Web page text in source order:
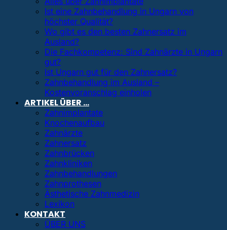
Ist eine Zahnbehandlung in Ungarn von
höchster Qualität?
Wo gibt es den besten Zahnersatz im
Ausland?
Die Fachkompetenz: Sind Zahnärzte in Ungarn
gut?
Ist Ungarn gut für den Zahnersatz?
Zahnbehandlung im Ausland –
Kostenvoranschlag einholen
ARTIKEL ÜBER …
Zahnimplantate
Knochenaufbau
Zahnärzte
Zahnersatz
Zahnbrücken
Zahnkliniken
Zahnbehandlungen
Zahnprothesen
Ästhetische Zahnmedizin
Lexikon
KONTAKT
ÜBER UNS